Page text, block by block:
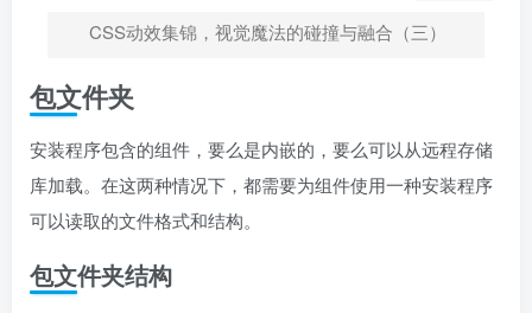
CSS动效集锦，视觉魔法的碰撞与融合（三）
包文件夹
安装程序包含的组件，要么是内嵌的，要么可以从远程存储
库加载。在这两种情况下，都需要为组件使用一种安装程序
可以读取的文件格式和结构。
包文件夹结构